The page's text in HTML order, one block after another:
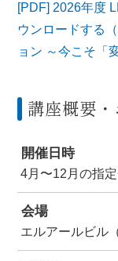
[PDF] 2026年度
ウンロードする
ョン ～今こそ「
講座概要
開催日時
4月〜12月の指
会場
エルアールビル